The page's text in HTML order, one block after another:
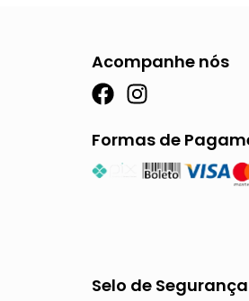
Acompanhe nós
F
c
e
b
I
s
t
a
m
Formas de
Selo de Segurança